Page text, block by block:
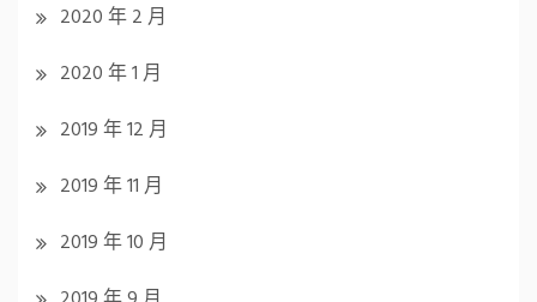
2020 年 2 月
2020 年 1 月
2019 年 12 月
2019 年 11 月
2019 年 10 月